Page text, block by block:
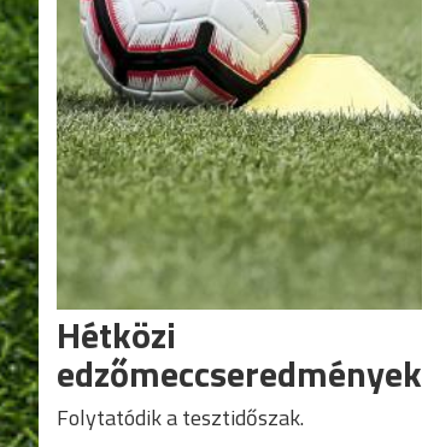
Hétközi
edzőmeccseredmények
Folytatódik a tesztidőszak.